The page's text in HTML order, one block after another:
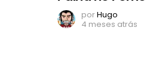
porHugo
4 meses atrás